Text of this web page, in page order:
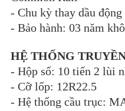
- Chu kỳ thay dầu
- Bảo hành: 03 năm
HỆ THỐNG
- Hộp số: 10 tiến 2 lùi
- Cỡ lốp: 12R22.5
- Hệ thống cầu trục: